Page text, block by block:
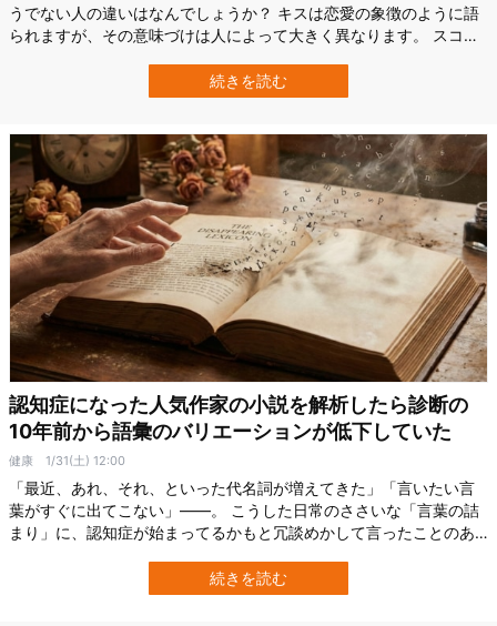
うでない人の違いはなんでしょうか？ キスは恋愛の象徴のように語
られますが、その意味づけは人によって大きく異なります。 スコッ
「日常生活でのある傾向」が、キスに何を求めるかを左右している
可能性を示しました。 研究では、日中にパートナーとの親密な空想
続きを読む
認知症になった人気作家の小説を解析したら診断の
10年前から語彙のバリエーションが低下していた
健康 1/31(土) 12:00
「最近、あれ、それ、といった代名詞が増えてきた」「言いたい言
葉がすぐに出てこない」――。 こうした日常のささいな「言葉の詰
まり」に、認知症が始まってるかもと冗談めかして言ったことのあ
候となるようです。 イギリスのカーディフ大学（Cardiff
University）のメロディ・パティソン（Melody Pattison）氏ら研究
続きを読む